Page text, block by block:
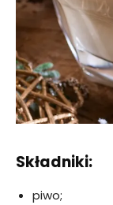
Składniki:
piwo;